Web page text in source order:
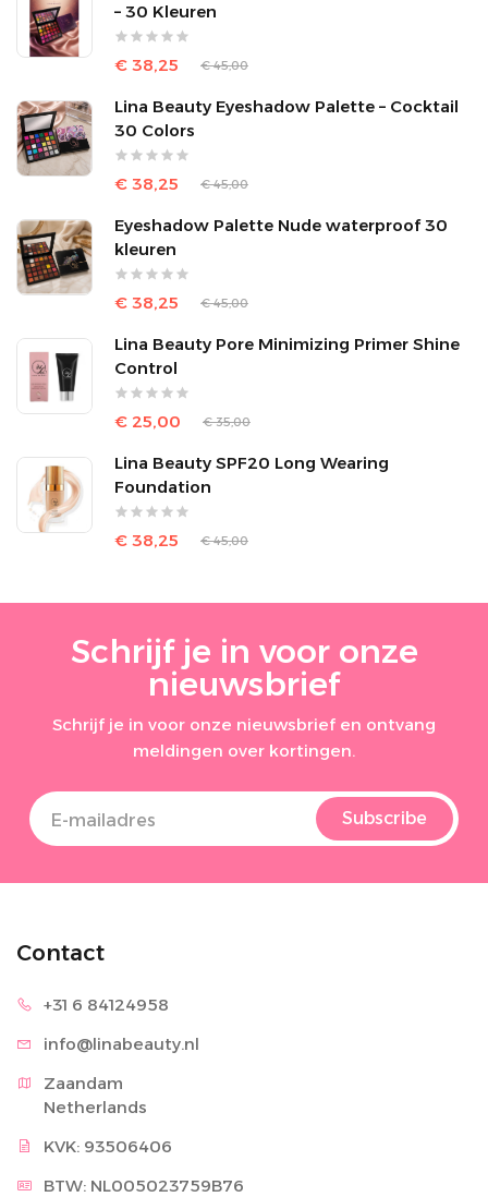
– 30 Kleuren
€ 38,25 € 45,00
Lina Beauty Eyeshadow Palette – Cocktail
30 Colors
€ 38,25 € 45,00
Eyeshadow Palette Nude waterproof 30
kleuren
€ 38,25 € 45,00
Lina Beauty Pore Minimizing Primer Shine
Control
€ 25,00 € 35,00
Lina Beauty SPF20 Long Wearing
Foundation
€ 38,25 € 45,00
Schrijf je in voor onze
nieuwsbrief
Schrijf je in voor onze nieuwsbrief en ontvang
meldingen over kortingen.
Subscribe
Contact
+31 6 84124958
info@linabeauty.nl
Zaandam
Netherlands
KVK: 93506406
BTW: NL005023759B76